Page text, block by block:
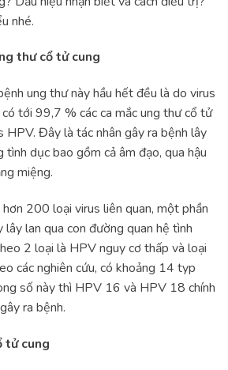
nhé.
thư cổ tử cung
ung thư này hầu hết đều là do virus
tới 99,7 % các ca mắc ung thư cổ tử
HPV. Đây là tác nhân gây ra bệnh lây
dục bao gồm cả âm đạo, qua hậu
miệng.
200 loại virus liên quan, một phần
lây lan qua con đường quan hệ tình
2 loại là HPV nguy cơ thấp và loại
các nghiên cứu, có khoảng 14 typ
số này thì HPV 16 và HPV 18 chính
ra bệnh.
tử cung